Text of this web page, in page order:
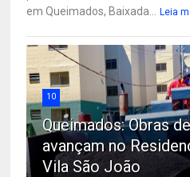
em Queimados, Baixada...
Leia
10
Queimados: Obras
avançam no
Vila São João